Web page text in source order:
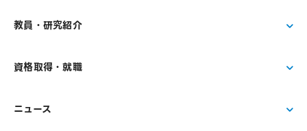
教員・研究紹介
資格取得・就職
ニュース